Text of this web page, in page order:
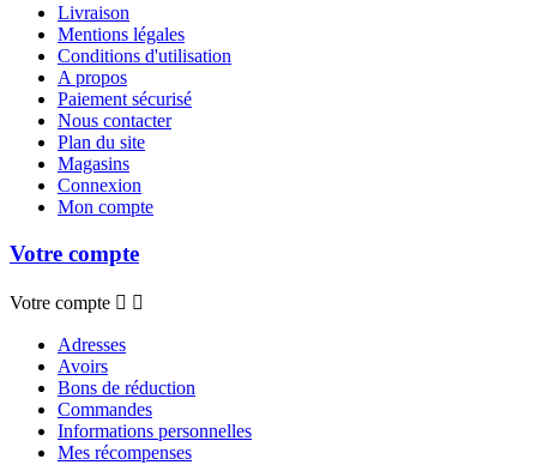
Livraison
Mentions légales
Conditions d'utilisation
A propos
Paiement sécurisé
Nous contacter
Plan du site
Magasins
Connexion
Mon compte
Votre compte
Votre compte  
Adresses
Avoirs
Bons de réduction
Commandes
Informations personnelles
Mes récompenses